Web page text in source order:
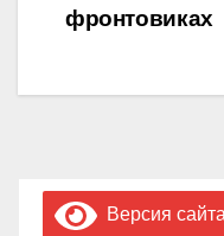
фронтовиках
Версия